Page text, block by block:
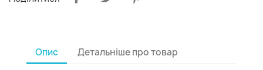
Опис Детальніше про товар